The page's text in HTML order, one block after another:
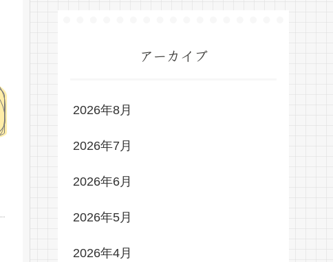
アーカイブ
2026年8月
2026年7月
2026年6月
2026年5月
2026年4月